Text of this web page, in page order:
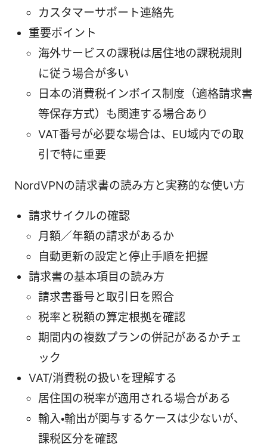
カスタマーサポート連絡先
重要ポイント
海外サービスの課税は居住地の課税規則
に従う場合が多い
日本の消費税インボイス制度（適格請求書
等保存方式）も関連する場合あり
VAT番号が必要な場合は、EU域内での取
引で特に重要
NordVPNの請求書の読み方と実務的な使い方
請求サイクルの確認
月額／年額の請求があるか
自動更新の設定と停止手順を把握
請求書の基本項目の読み方
請求書番号と取引日を照合
税率と税額の算定根拠を確認
期間内の複数プランの併記があるかチェ
ック
VAT/消費税の扱いを理解する
居住国の税率が適用される場合がある
輸入・輸出が関与するケースは少ないが、
課税区分を確認